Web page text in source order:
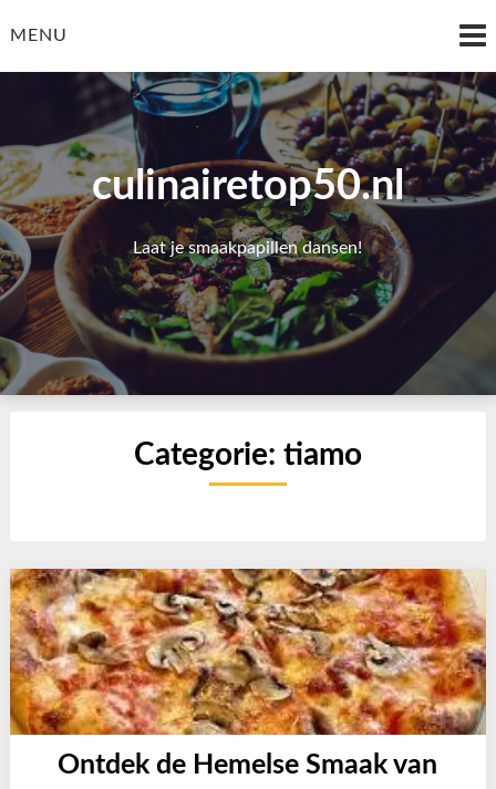
toMENU
culinairetop50.nl
Laat je smaakpapillen dansen!
Categorie: tiamo
Ontdek de Hemelse Smaak van